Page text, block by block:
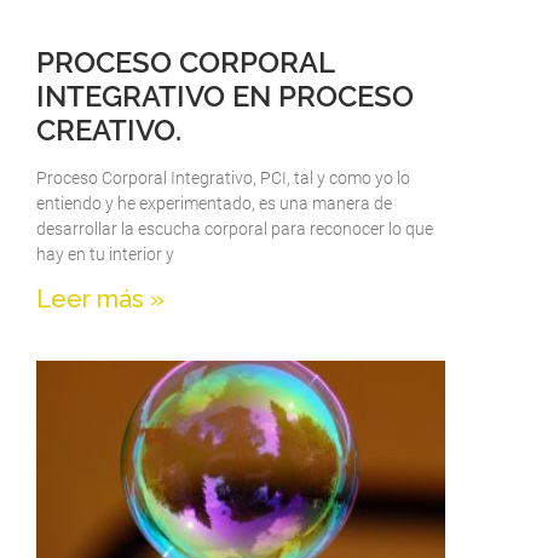
PROCESO CORPORAL
INTEGRATIVO EN PROCESO
CREATIVO.
Proceso Corporal Integrativo, PCI, tal y como yo lo
entiendo y he experimentado, es una manera de
desarrollar la escucha corporal para reconocer lo que
hay en tu interior y
Leer más »